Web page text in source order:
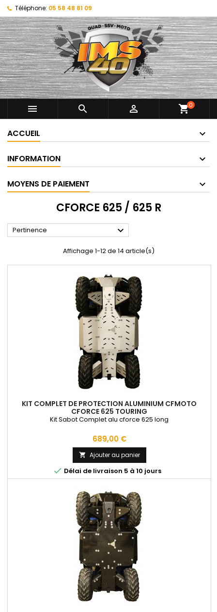
Téléphone: 05 58 48 81 09
   shopping_cart0
ACCUEIL
INFORMATION
MOYENS DE PAIEMENT
CFORCE 625 / 625 R
Pertinence 
Affichage 1-12 de 14 article(s)
KIT COMPLET DE PROTECTION ALUMINIUM CFMOTO
CFORCE 625 TOURING
Kit Sabot Complet alu cforce 625 long
Prix
689,00 €
 Ajouter au panier
 Délai de livraison 5 à 10 jours